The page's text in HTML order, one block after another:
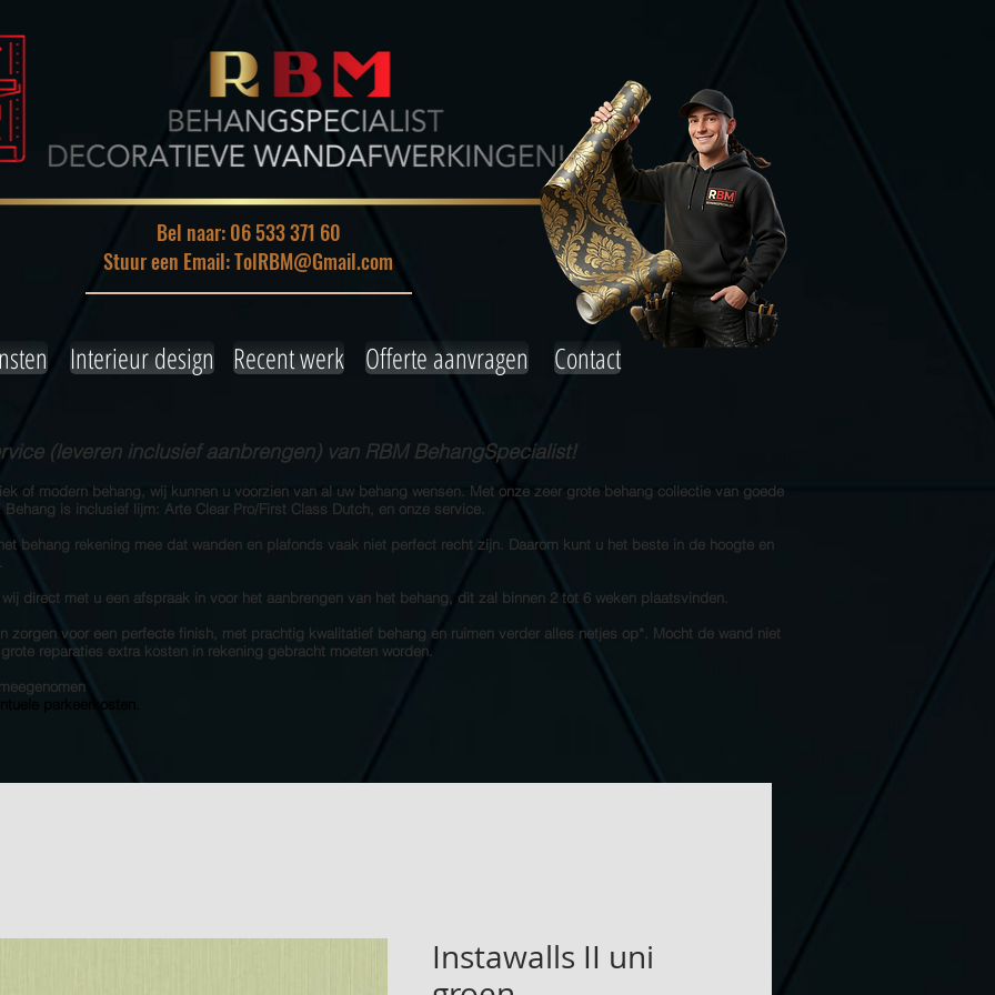
Bel naar: 06 533 371 60
Stuur een Email: TolRBM@Gmail.com
Interieur design Recent werk Offerte aanvragen Contact
(leveren inclusief aanbrengen) van RBM BehangSpecialist!
of modern behang, wij kunnen u voorzien van al uw behang wensen. Met onze zeer grote behang collectie van goede
is inclusief lijm: Arte Clear Pro/First Class Dutch, en onze service.
behang rekening mee dat wanden en plafonds vaak niet perfect recht zijn. Daarom kunt u het beste in de hoogte en
direct met u een afspraak in voor het aanbrengen van het behang, dit zal binnen 2 tot 6 weken plaatsvinden.
zorgen voor een perfecte finish, met prachtig kwalitatief behang en ruimen verder alles netjes op*. Mocht de wand niet
reparaties extra kosten in rekening gebracht moeten worden.
parkeerkosten.
Instawalls II uni